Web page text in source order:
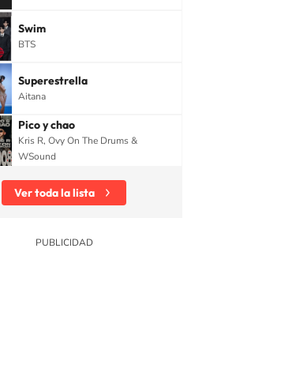
Swim
BTS
Superestrella
Aitana
Pico y chao
Kris R, Ovy On The Drums &
WSound
Ver toda la lista